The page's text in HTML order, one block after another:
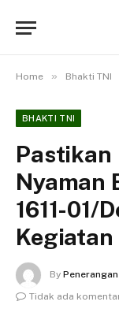
Home » Bhakti TNI
BHAKTI TNI
Pastikan
Nyaman
1611-01/
Kegiatan
By
Tidak ada